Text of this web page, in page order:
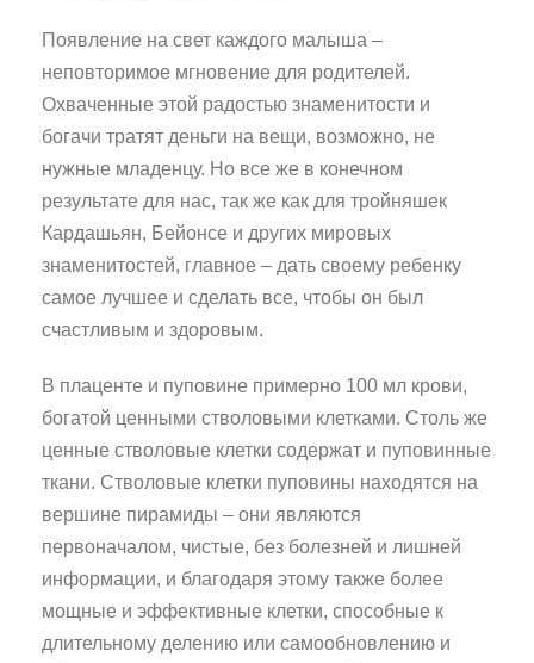
Появление на свет каждого малыша –
неповторимое мгновение для родителей.
Охваченные этой радостью знаменитости и
богачи тратят деньги на вещи, возможно, не
нужные младенцу. Но все же в конечном
результате для нас, так же как для тройняшек
Кардашьян, Бейонсе и других мировых
знаменитостей, главное – дать своему ребенку
самое лучшее и сделать все, чтобы он был
счастливым и здоровым.
В плаценте и пуповине примерно 100 мл крови,
богатой ценными стволовыми клетками. Столь же
ценные стволовые клетки содержат и пуповинные
ткани. Стволовые клетки пуповины находятся на
вершине пирамиды – они являются
первоначалом, чистые, без болезней и лишней
информации, и благодаря этому также более
мощные и эффективные клетки, способные к
длительному делению или самообновлению и